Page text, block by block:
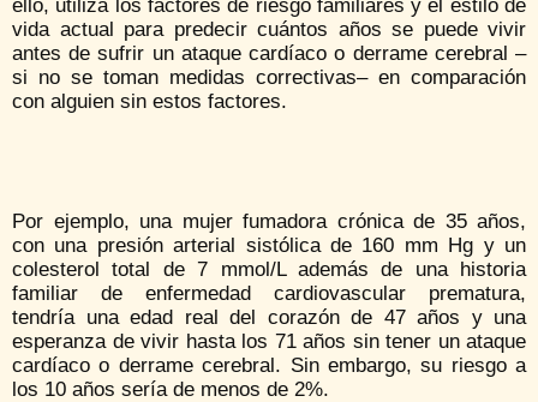
ello, utiliza los factores de riesgo familiares y el estilo de
vida actual para predecir cuántos años se puede vivir
antes de sufrir un ataque cardíaco o derrame cerebral –
si no se toman medidas correctivas– en comparación
con alguien sin estos factores.
Por ejemplo, una mujer fumadora crónica de 35 años,
con una presión arterial sistólica de 160 mm Hg y un
colesterol total de 7 mmol/L además de una historia
familiar de enfermedad cardiovascular prematura,
tendría una edad real del corazón de 47 años y una
esperanza de vivir hasta los 71 años sin tener un ataque
cardíaco o derrame cerebral. Sin embargo, su riesgo a
los 10 años sería de menos de 2%.